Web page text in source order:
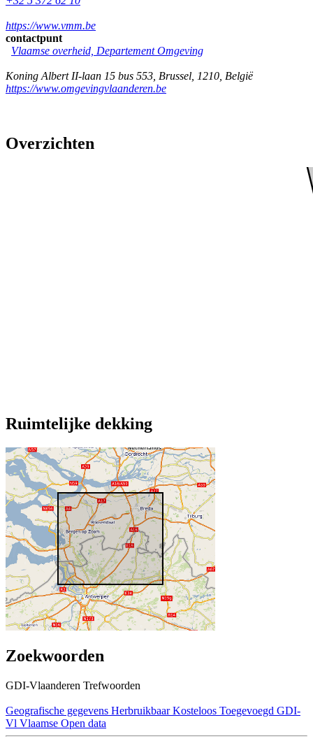
https://www.vmm.be
contactpunt
Vlaamse overheid, Departement Omgeving
Koning Albert II-laan 15 bus 553 Brussel 1210 België
https://www.omgevingvlaanderen.be
Overzichten
Ruimtelijke dekking
Zoekwoorden
GDI-Vlaanderen Trefwoorden
Geografische gegevens Herbruikbaar Kosteloos Toegevoegd GDI-
Vl Vlaamse Open data